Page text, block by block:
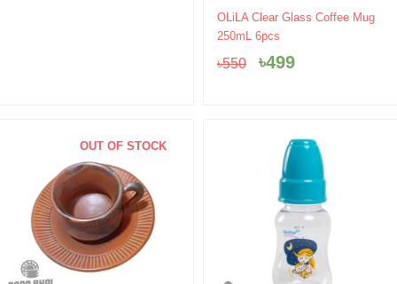
OLiLA Clear Glass Coffee Mug
250mL 6pcs
৳550
Original
price
৳550.
৳499
Current
৳499.
OUT OF STOCK